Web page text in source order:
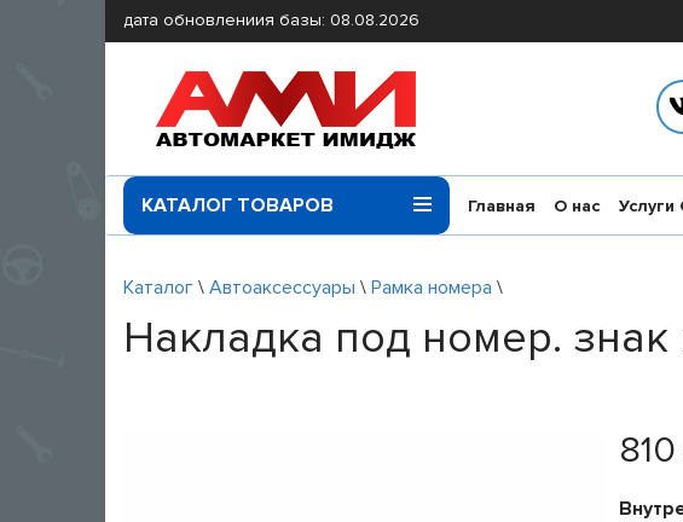
дата обновлениия базы: 08.08.2026
КАТАЛОГ ТОВАРОВ Главная О нас
Каталог \ Автоаксессуары \ Рамка номера \
Накладка под номер.
810